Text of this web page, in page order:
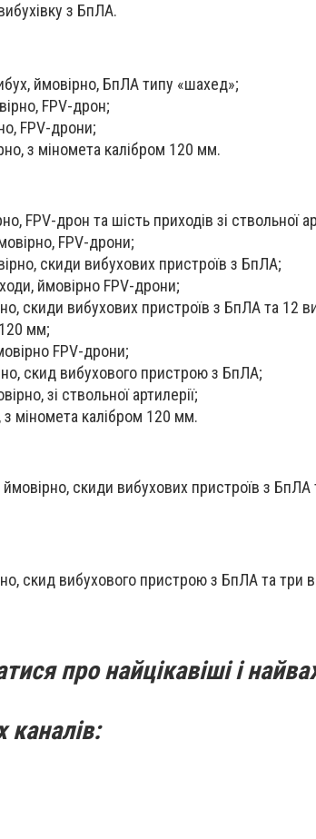
з БпЛА.
ймовірно, БпЛА типу «шахед»;
FPV-дрон;
FPV-дрони;
з міномета калібром 120 мм.
FPV-дрон та шість приходів зі ствольної
FPV-дрони;
скиди вибухових пристроїв з БпЛА;
ймовірно FPV-дрони;
скиди вибухових пристроїв з БпЛА та 12
мм;
FPV-дрони;
скид вибухового пристрою з БпЛА;
зі ствольної артилерії;
з міномета калібром 120 мм.
скиди вибухових пристроїв з БпЛА
скид вибухового пристрою з БпЛА та три
про найцікавіші і